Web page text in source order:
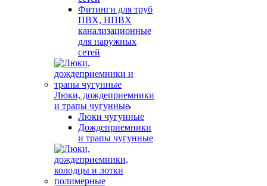
Фитинги для труб
ПВХ, НПВХ
канализационные
для наружных
сетей
Люки, дождеприемники
и трапы чугунные
Люки чугунные
Дождеприемники
и трапы чугунные